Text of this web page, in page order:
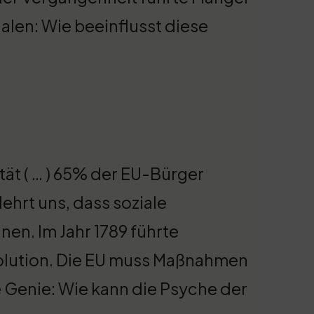
Wie beeinflusst diese
( … ) 65% der EU-Bürger
uns, dass soziale
Im Jahr 1789 führte
Die EU muss Maßnahmen
Wie kann die Psyche der